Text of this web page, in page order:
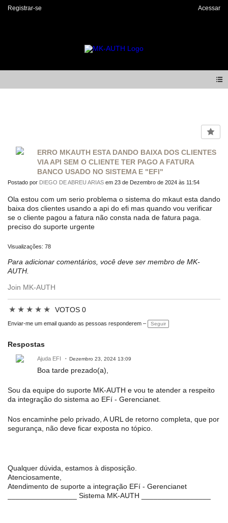
Registrar-se Acessar
ERRO MKAUTH ESTA DANDO BAIXA DOS CLIENTES
VIA API SEM O CLIENTE TER PAGO A FATURA
BANCO USADO NO SISTEMA E "EFI"
Postado por DIEGO DE ABREU ARIAS em 23 de Dezembro de 2024 às 11:54
Ola estou com um serio problema o sistema do mkaut esta dando
baixa dos clientes usando a api do efi mas quando vou verificar
se o cliente pagou a fatura não consta nada de fatura paga.
preciso do suporte urgente
Visualizações: 78
Para adicionar comentários, você deve ser membro de MK-
AUTH.
Join MK-AUTH
★ ★ ★ ★ ★ VOTOS 0
Enviar-me um email quando as pessoas responderem – Seguir
Respostas
Ajuda EFI Dezembro 23, 2024 13:09
Boa tarde prezado(a),
Sou da equipe do suporte MK-AUTH e vou te atender a respeito
da integração do sistema ao EFí - Gerencianet.
Nos encaminhe pelo privado, A URL de retorno completa, que por
segurança, não deve ficar exposta no tópico.
Qualquer dúvida, estamos à disposição.
Atenciosamente,
Atendimento de suporte a integração EFí - Gerencianet
_________________ Sistema MK-AUTH _________________